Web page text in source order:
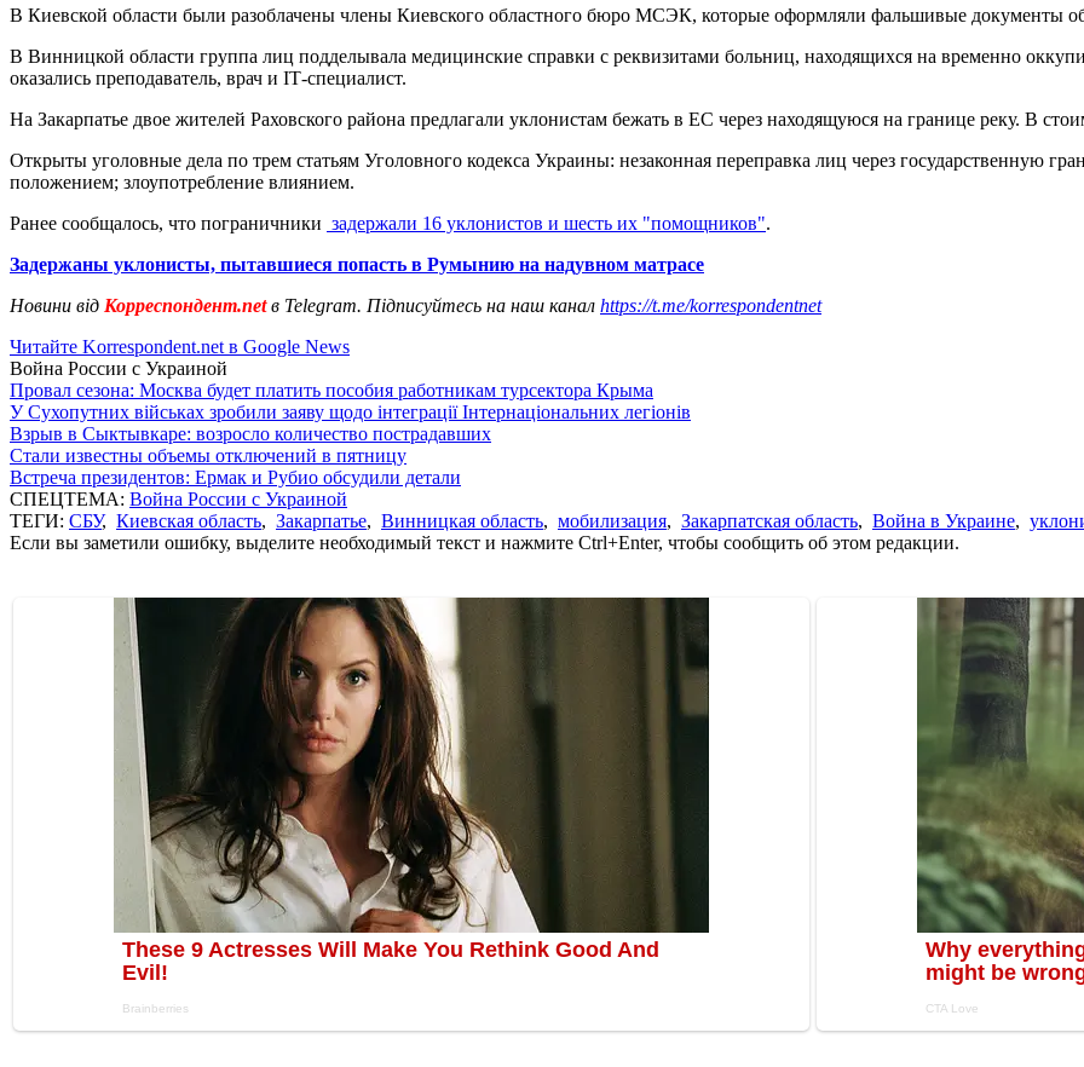
В Киевской области были разоблачены члены Киевского областного бюро МСЭК, которые оформляли фальшивые документы
В Винницкой области группа лиц подделывала медицинские справки с реквизитами больниц, находящихся на временно
оказались преподаватель, врач и ІТ-специалист.
На Закарпатье двое жителей Раховского района предлагали уклонистам бежать в ЕС через находящуюся на границе реку. В
Открыты уголовные дела по трем статьям Уголовного кодекса Украины: незаконная переправка лиц через государственную
положением; злоупотребление влиянием.
Ранее сообщалось, что пограничники задержали 16 уклонистов и шесть их "помощников".
Задержаны уклонисты, пытавшиеся попасть в Румынию на надувном матрасе
Новини від Корреспондент.netв Telegram. Підписуйтесь на наш канал https://t.me/korrespondentnet
Читайте Korrespondent.net в Google News
Война России с Украиной
Провал сезона: Москва будет платить пособия работникам турсектора Крыма
У Сухопутних військах зробили заяву щодо інтеграції Інтернаціональних легіонів
Взрыв в Сыктывкаре: возросло количество пострадавших
Стали известны объемы отключений в пятницу
Встреча президентов: Ермак и Рубио обсудили детали
СПЕЦТЕМА: Война России с Украиной
ТЕГИ: СБУ, Киевская область, Закарпатье, Винницкая область, мобилизация, Закарпатская область, Война в Украине,
Если вы заметили ошибку, выделите необходимый текст и нажмите Ctrl+Enter, чтобы сообщить об этом редакции.